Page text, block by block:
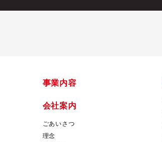
事業内容
会社案内
ごあいさつ
理念